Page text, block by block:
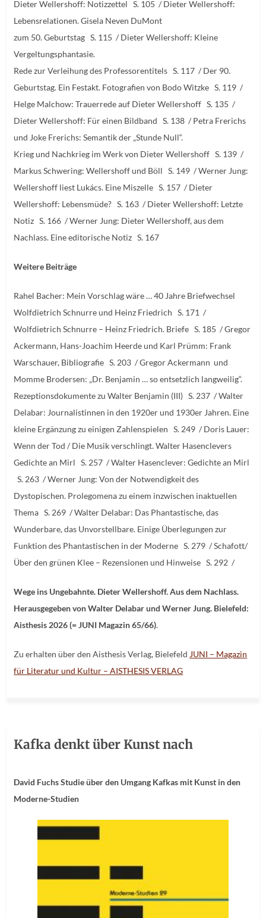
Dieter Wellershoff: Notizzettel S. 105 / Dieter Wellershoff:
Lebensrelationen. Gisela Neven DuMont
zum 50. Geburtstag S. 115 / Dieter Wellershoff: Kleine
Vergeltungsphantasie.
Rede zur Verleihung des Professorentitels S. 117 / Der 90.
Geburtstag. Ein Festakt. Fotografien von Bodo Witzke S. 119 /
Helge Malchow: Trauerrede auf Dieter Wellershoff S. 135 /
Dieter Wellershoff: Für einen Bildband S. 138 / Petra Frerichs
und Joke Frerichs: Semantik der „Stunde Null“.
Krieg und Nachkrieg im Werk von Dieter Wellershoff S. 139 /
Markus Schwering: Wellershoff und Böll S. 149 / Werner Jung:
Wellershoff liest Lukács. Eine Miszelle S. 157 / Dieter
Wellershoff: Lebensmüde? S. 163 / Dieter Wellershoff: Letzte
Notiz S. 166 / Werner Jung: Dieter Wellershoff, aus dem
Nachlass. Eine editorische Notiz S. 167
Weitere Beiträge
Rahel Bacher: Mein Vorschlag wäre … 40 Jahre Briefwechsel
Wolfdietrich Schnurre und Heinz Friedrich S. 171 /
Wolfdietrich Schnurre – Heinz Friedrich. Briefe S. 185 / Gregor
Ackermann, Hans-Joachim Heerde und Karl Prümm: Frank
Warschauer, Bibliografie S. 203 / Gregor Ackermann und
Momme Brodersen: „Dr. Benjamin … so entsetzlich langweilig“.
Rezeptionsdokumente zu Walter Benjamin (III) S. 237 / Walter
Delabar: Journalistinnen in den 1920er und 1930er Jahren. Eine
kleine Ergänzung zu einigen Zahlenspielen S. 249 / Doris Lauer:
Wenn der Tod / Die Musik verschlingt. Walter Hasenclevers
Gedichte an Mirl S. 257 / Walter Hasenclever: Gedichte an Mirl
S. 263 / Werner Jung: Von der Notwendigkeit des
Dystopischen. Prolegomena zu einem inzwischen inaktuellen
Thema S. 269 / Walter Delabar: Das Phantastische, das
Wunderbare, das Unvorstellbare. Einige Überlegungen zur
Funktion des Phantastischen in der Moderne S. 279 / Schafott/
Über den grünen Klee – Rezensionen und Hinweise S. 292 /
Wege ins Ungebahnte. Dieter Wellershoff. Aus dem Nachlass.
Herausgegeben von Walter Delabar und Werner Jung. Bielefeld:
Aisthesis 2026 (= JUNI Magazin 65/66).
Zu erhalten über den Aisthesis Verlag, Bielefeld JUNI – Magazin
für Literatur und Kultur – AISTHESIS VERLAG
Kafka denkt über Kunst nach
David Fuchs Studie über den Umgang Kafkas mit Kunst in den
Moderne-Studien